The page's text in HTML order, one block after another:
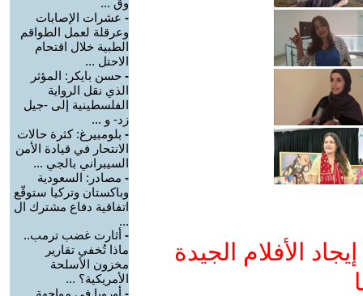
الأفلام الجيدة
وق ...
- عشرات الإصابات
وعرقلة لعمل الطواقم
الطبية خلال اقتحام
الاحتل ...
- حسن بايكر: المؤثر
الذي نقل الرواية
الفلسطينية إلى -جيل
زد- و ...
- بلومبيرغ: كثرة حالات
الانتحار في قيادة الأمن
السيبراني بالجي ...
- مصادر: السعودية
وباكستان وتركيا ستوقّع
اتفاقية دفاع مشترك ال
...
- أثارت غضب ترمب..
ماذا تُخفي تقارير
مخزون الأسلحة
الأمريكية؟ ...
- أوروبا في مواجهة